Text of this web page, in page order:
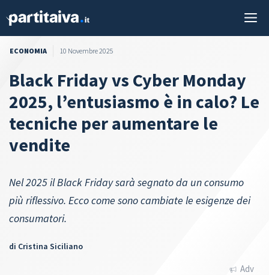
ECONOMIA 10 Novembre 2025
Black Friday vs Cyber Monday
2025, l’entusiasmo è in calo? Le
tecniche per aumentare le
vendite
Nel 2025 il Black Friday sarà segnato da un consumo
più riflessivo. Ecco come sono cambiate le esigenze dei
consumatori.
di Cristina Siciliano
Adv